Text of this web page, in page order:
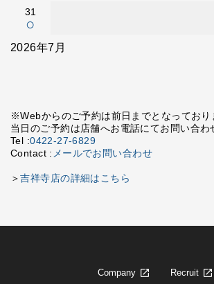
31
○
2026年7月
※Webからのご予約は前日までとなっており
当日のご予約は店舗へお電話にてお問い合わ
Tel :0422-27-6829
Contact : メールでお問い合わせ
＞吉祥寺店の詳細はこちら
Company Recruit